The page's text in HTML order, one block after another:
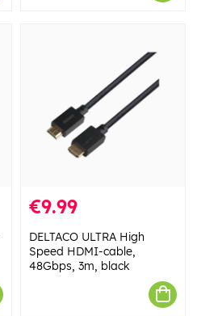
€9.99
DELTACO ULTRA High
Speed HDMI-cable,
48Gbps, 3m, black